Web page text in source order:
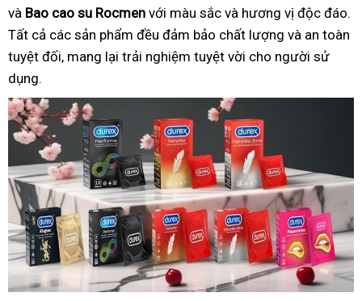
và Bao cao su Rocmen với màu sắc và hương vị độc đáo.
Tất cả các sản phẩm đều đảm bảo chất lượng và an toàn
tuyệt đối, mang lại trải nghiệm tuyệt vời cho người sử
dụng.